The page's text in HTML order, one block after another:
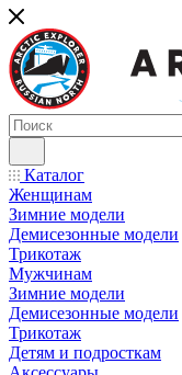
Каталог
Женщинам
Зимние модели
Демисезонные модели
Трикотаж
Мужчинам
Зимние модели
Демисезонные модели
Трикотаж
Детям и подросткам